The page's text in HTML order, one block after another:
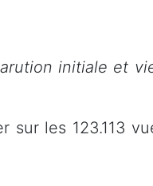
initiale et
sur les 123.113